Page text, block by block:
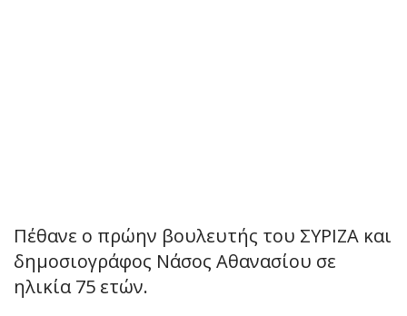
Πέθανε ο πρώην βουλευτής του ΣΥΡΙΖΑ και
δημοσιογράφος Νάσος Αθανασίου σε
ηλικία 75 ετών.